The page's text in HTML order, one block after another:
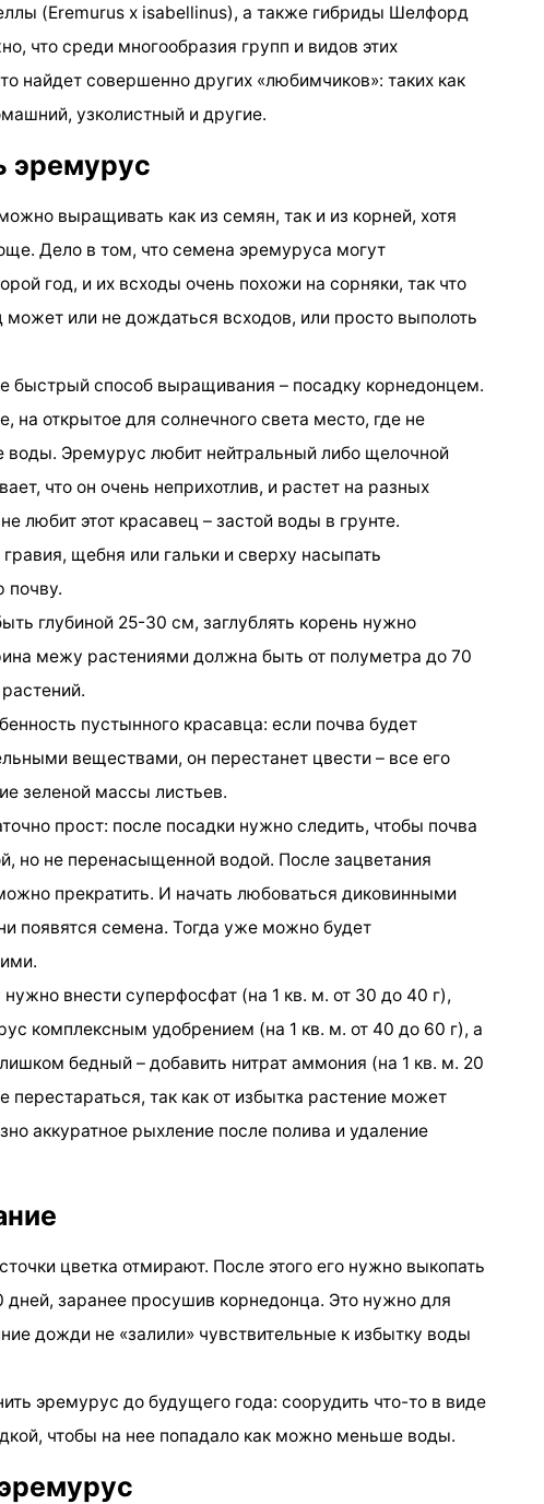
(Eremurus x isabellinus), а также гибриды Шелфорд
что среди многообразия групп и видов этих
найдет совершенно других «любимчиков»: таких как
узколистный и другие.
эремурус
выращивать как из семян, так и из корней, хотя
Дело в том, что семена эремуруса могут
год, и их всходы очень похожи на сорняки, так что
или не дождаться всходов, или просто выполоть
быстрый способ выращивания – посадку корнедонцем.
на открытое для солнечного света место, где не
воды. Эремурус любит нейтральный либо щелочной
что он очень неприхотлив, и растет на разных
любит этот красавец – застой воды в грунте.
щебня или гальки и сверху насыпать
глубиной 25-30 см, заглублять корень нужно
межу растениями должна быть от полуметра до 70
пустынного красавца: если почва будет
веществами, он перестанет цвести – все его
зеленой массы листьев.
прост: после посадки нужно следить, чтобы почва
но не перенасыщенной водой. После зацветания
прекратить. И начать любоваться диковинными
появятся семена. Тогда уже можно будет
внести суперфосфат (на 1 кв. м. от 30 до 40 г),
комплексным удобрением (на 1 кв. м. от 40 до 60 г), а
бедный – добавить нитрат аммония (на 1 кв. м. 20
перестараться, так как от избытка растение может
аккуратное рыхление после полива и удаление
цветка отмирают. После этого его нужно выкопать
дней, заранее просушив корнедонца. Это нужно для
дожди не «залили» чувствительные к избытку воды
эремурус до будущего года: соорудить что-то в виде
чтобы на нее попадало как можно меньше воды.